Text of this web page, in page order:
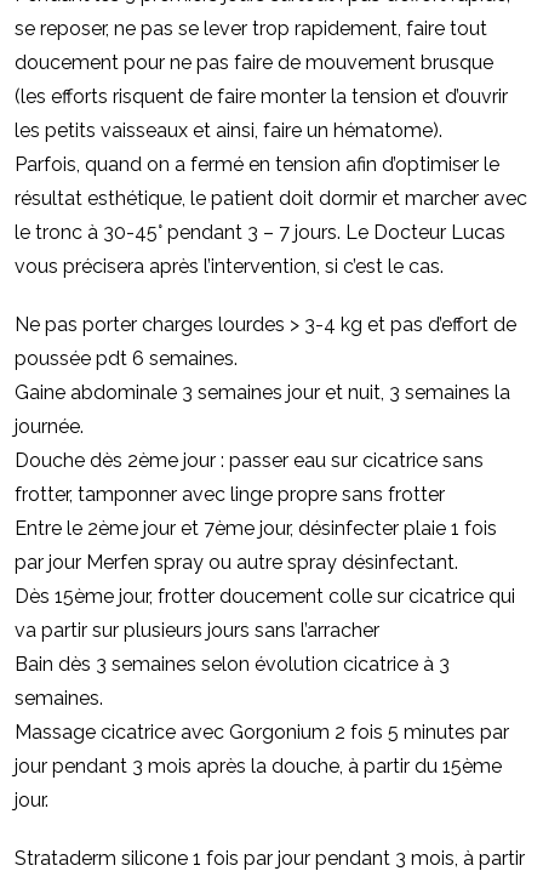
se reposer, ne pas se lever trop rapidement, faire tout
doucement pour ne pas faire de mouvement brusque
(les efforts risquent de faire monter la tension et d’ouvrir
les petits vaisseaux et ainsi, faire un hématome).
Parfois, quand on a fermé en tension afin d’optimiser le
résultat esthétique, le patient doit dormir et marcher avec
le tronc à 30-45° pendant 3 – 7 jours. Le Docteur Lucas
vous précisera après l’intervention, si c’est le cas.
Ne pas porter charges lourdes > 3-4 kg et pas d’effort de
poussée pdt 6 semaines.
Gaine abdominale 3 semaines jour et nuit, 3 semaines la
journée.
Douche dès 2ème jour : passer eau sur cicatrice sans
frotter, tamponner avec linge propre sans frotter
Entre le 2ème jour et 7ème jour, désinfecter plaie 1 fois
par jour Merfen spray ou autre spray désinfectant.
Dès 15ème jour, frotter doucement colle sur cicatrice qui
va partir sur plusieurs jours sans l’arracher
Bain dès 3 semaines selon évolution cicatrice à 3
semaines.
Massage cicatrice avec Gorgonium 2 fois 5 minutes par
jour pendant 3 mois après la douche, à partir du 15ème
jour.
Strataderm silicone 1 fois par jour pendant 3 mois, à partir